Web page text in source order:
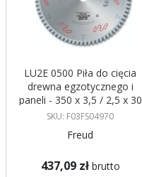
LU2E 0500 Piła do cięcia
drewna egzotycznego i
paneli - 350 x 3,5 / 2,5 x 30
mm Z72 ATB Freud
SKU: F03FS04970
Freud
437,09 zł brutto